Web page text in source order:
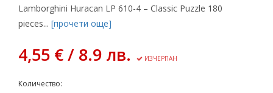
Lamborghini Huracan LP 610-4 – Classic Puzzle 180
pieces... [прочети още]
4,55 € / 8.9 лв. ИЗЧЕРПАН
Количество: